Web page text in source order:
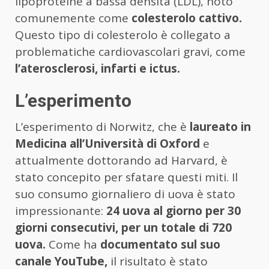
comunemente come colesterolo cattivo.
Questo tipo di colesterolo è collegato a
problematiche cardiovascolari gravi, come
l’aterosclerosi, infarti e ictus.
L’esperimento
L’esperimento di Norwitz, che è laureato in
Medicina all’Università di Oxford e
attualmente dottorando ad Harvard, è
stato concepito per sfatare questi miti. Il
suo consumo giornaliero di uova è stato
impressionante: 24 uova al giorno per 30
giorni consecutivi, per un totale di 720
uova. Come ha documentato sul suo
canale YouTube, il risultato è stato